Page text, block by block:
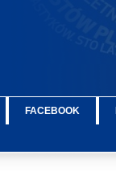
FACEBOOK